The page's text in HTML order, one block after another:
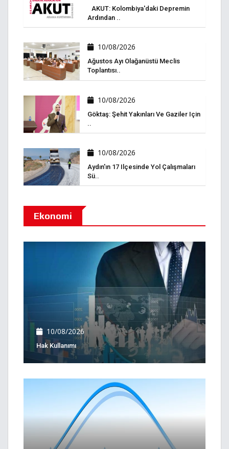
AKUT: Kolombiya'daki Depremin
Ardından ..
10/08/2026
Ağustos Ayı Olağanüstü Meclis
Toplantısı..
10/08/2026
Göktaş: Şehit Yakınları Ve Gaziler Için
..
10/08/2026
Aydın'ın 17 Ilçesinde Yol Çalışmaları
Sü..
Ekonomi
10/08/2026
Hak Kullanımı